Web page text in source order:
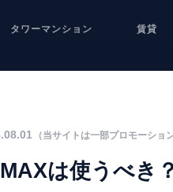
タワーマンション 賃貸
（当サイトは一部プロモーショ
は使うべき